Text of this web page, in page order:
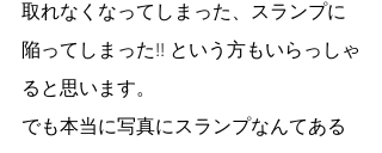
取れなくなってしまった、スランプに
陥ってしまった!! という方もいらっしゃ
ると思います。
でも本当に写真にスランプなんてある